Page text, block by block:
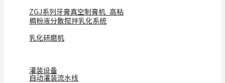
ZGJ系列牙膏真空制膏机_高粘
稠粉液分散搅拌乳化系统
乳化研磨机
灌装设备
自动灌装流水线